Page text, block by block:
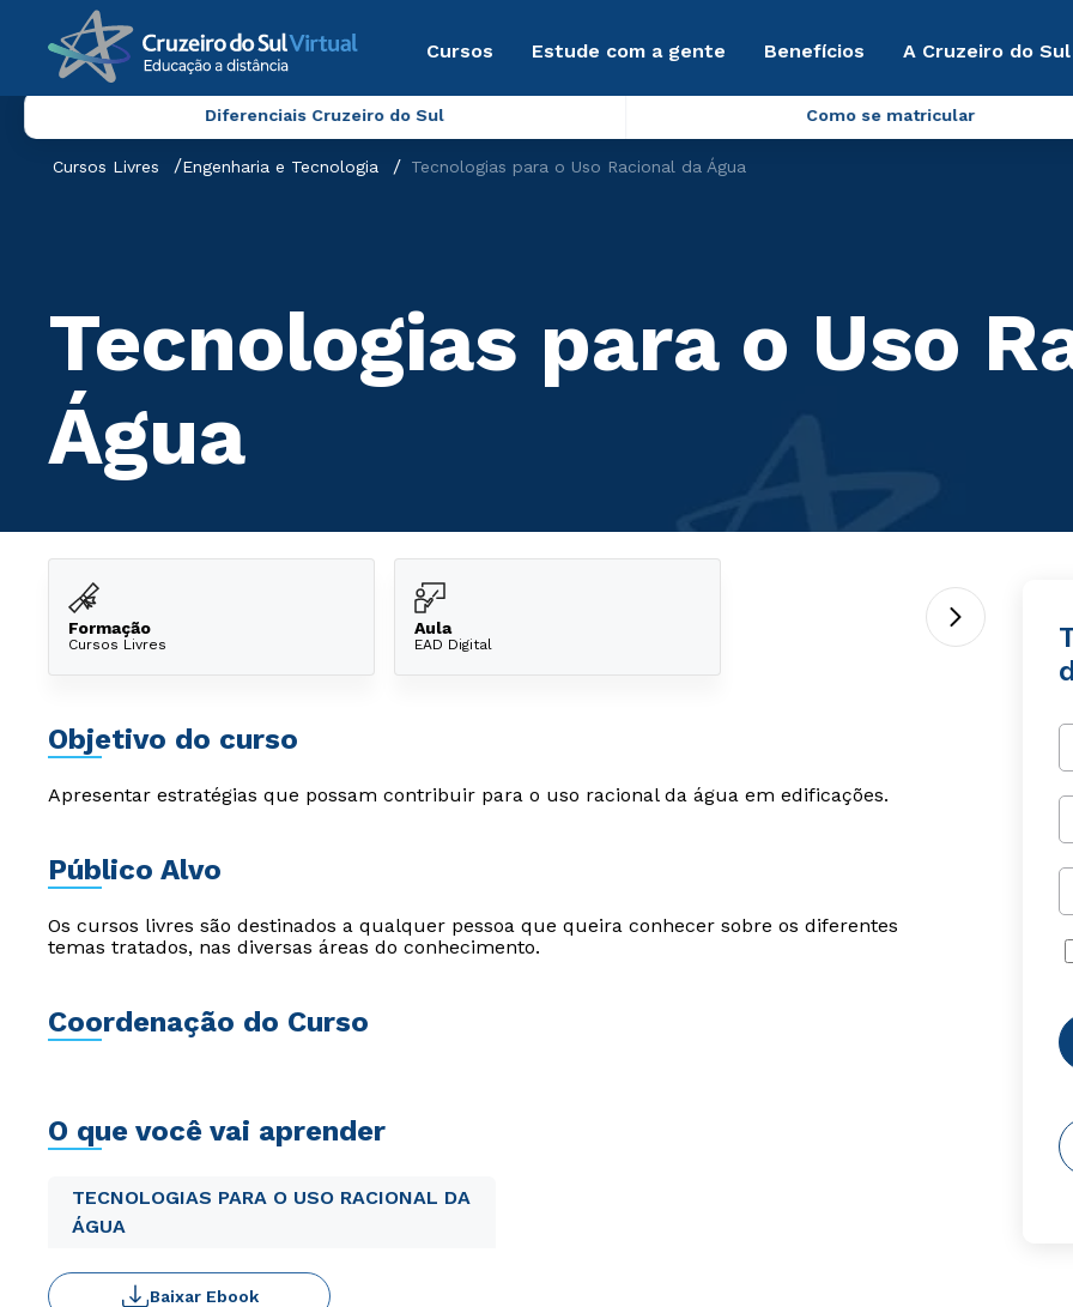
Cursos Estude com a gente Benefícios A Cruzeiro do
Diferenciais Cruzeiro do Sul Como se matricular
Cursos Livres Engenharia e Tecnologia Tecnologias para o Uso Racional da Água
Tecnologias para o Uso
Água
Formação
Cursos Livres
Aula
EAD Digital
Objetivo do curso
Apresentar estratégias que possam contribuir para o uso racional da água em edificações.
Público Alvo
Os cursos livres são destinados a qualquer pessoa que queira conhecer sobre os diferentes
temas tratados, nas diversas áreas do conhecimento.
Coordenação do Curso
O que você vai aprender
TECNOLOGIAS PARA O USO RACIONAL DA
ÁGUA
Baixar Ebook